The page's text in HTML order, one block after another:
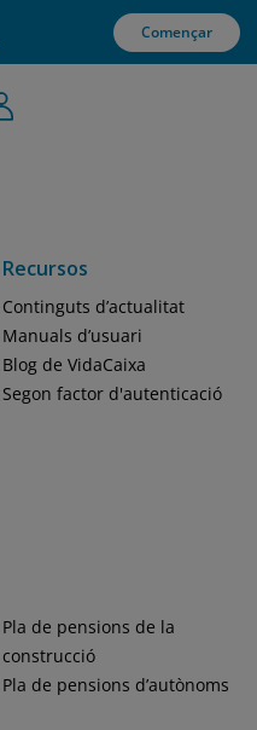
Començar
Pla de pensions de la
construcció
Pla de pensions d’autònoms
Recursos
Continguts d’actualitat
Manuals d’usuari
Blog de VidaCaixa
Segon factor d'autenticació